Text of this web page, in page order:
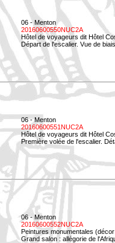
06 - Menton
20160600550NUC2A
Hôtel de voyageurs dit Hôtel
Départ de l'escalier. Vue de
06 - Menton
20160600551NUC2A
Hôtel de voyageurs dit Hôtel
Première volée de l'escalier.
06 - Menton
20160600552NUC2A
Peintures monumentales
Grand salon : allégorie de